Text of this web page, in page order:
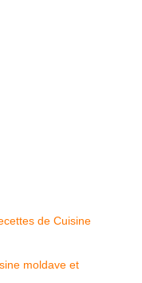
de Cuisine
moldave et